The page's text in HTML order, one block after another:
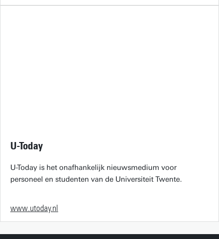
U-Today
U-Today is het onafhankelijk nieuwsmedium voor
personeel en studenten van de Universiteit Twente.
www.utoday.nl